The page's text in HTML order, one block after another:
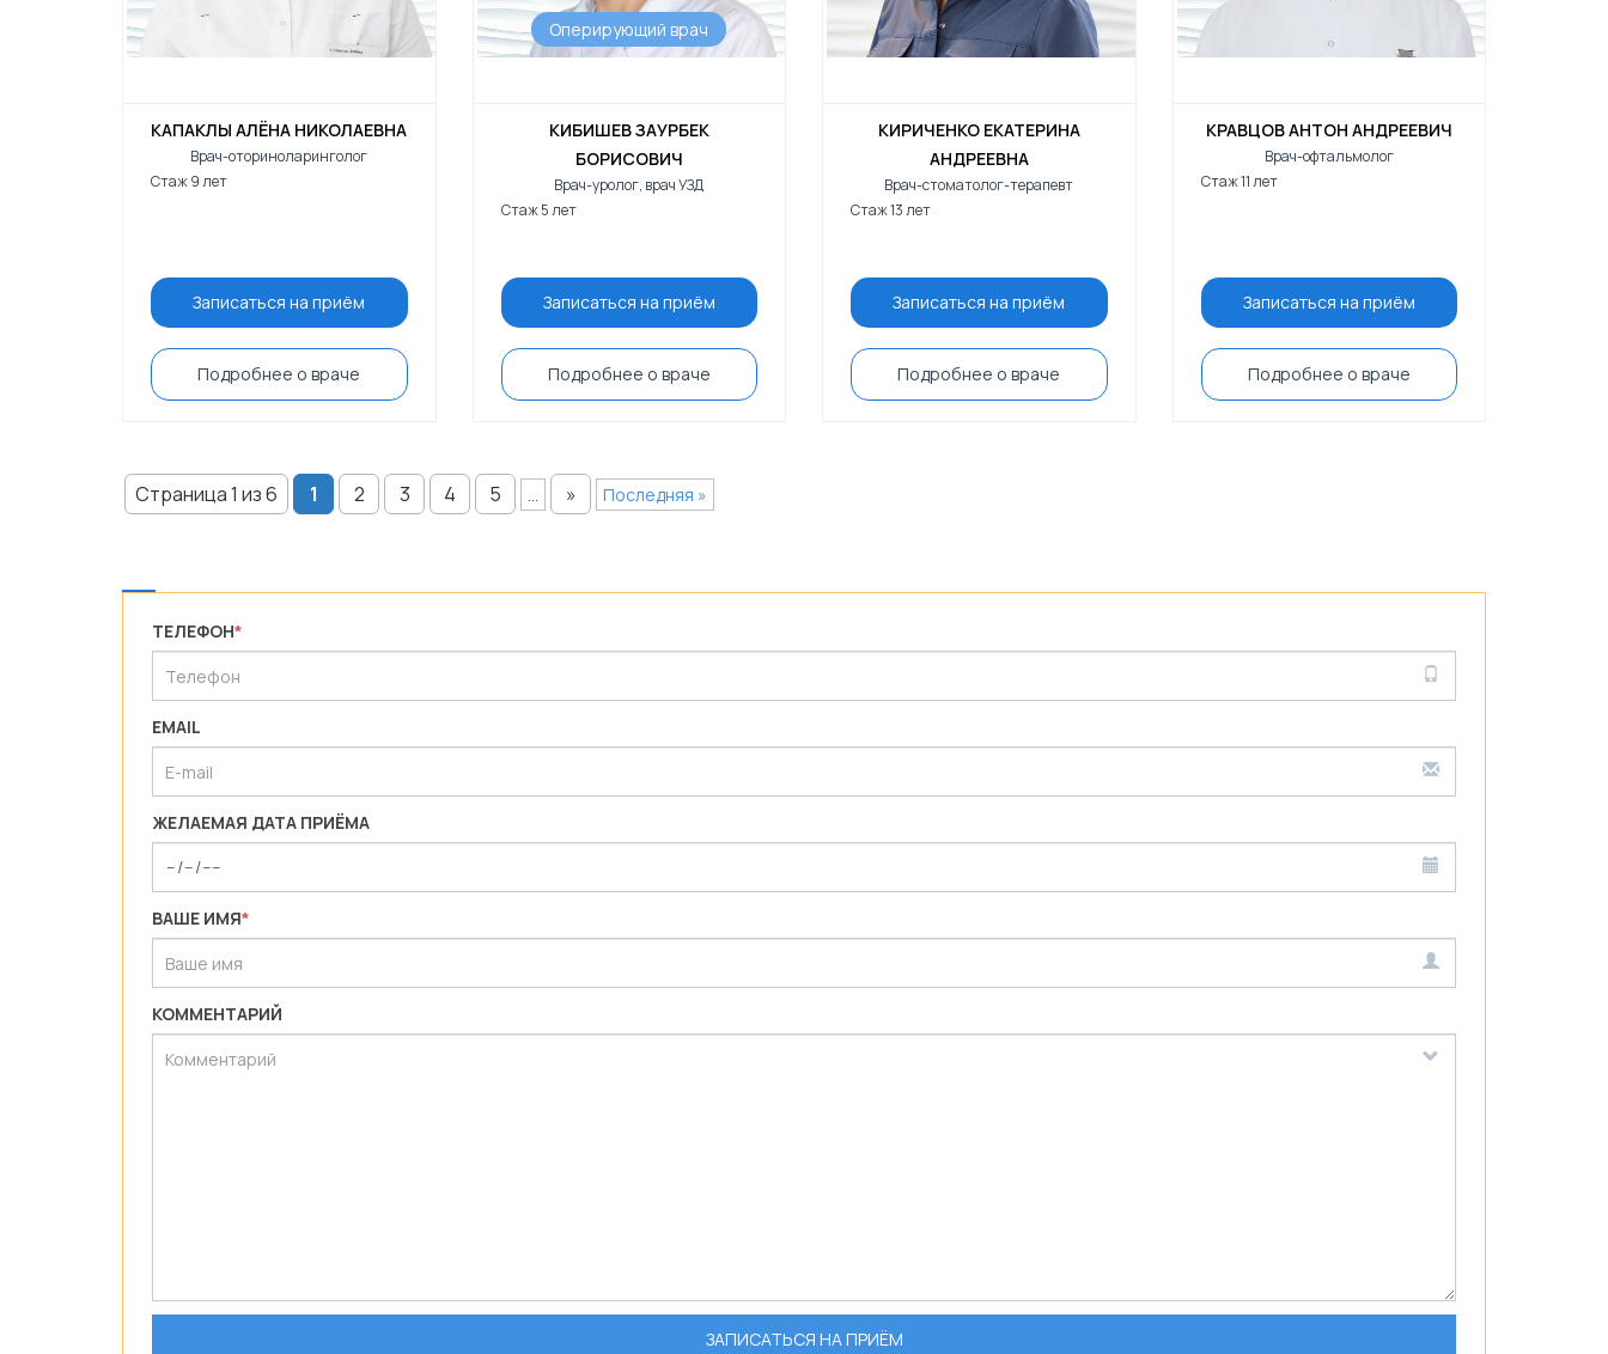
КАПАКЛЫ АЛЁНА НИКОЛАЕВНА
Врач-оториноларинголог
Стаж 9 лет
Записаться на приём
Подробнее о враче
Оперирующий врач
КИБИШЕВ ЗАУРБЕК
БОРИСОВИЧ
Врач-уролог, врач УЗД
Стаж 5 лет
Записаться на приём
Подробнее о враче
КИРИЧЕНКО ЕКАТЕРИНА
АНДРЕЕВНА
Врач-стоматолог-терапевт
Стаж 13 лет
Записаться на приём
Подробнее о враче
КРАВЦОВ АНТОН АНДРЕЕВИЧ
Врач-офтальмолог
Стаж 11 лет
Записаться на приём
Подробнее о враче
Страница 1 из 6 1 2 3 4 5 ... » Последняя »
ТЕЛЕФОН*
EMAIL
ЖЕЛАЕМАЯ ДАТА ПРИЁМА
ВАШЕ ИМЯ*
КОММЕНТАРИЙ